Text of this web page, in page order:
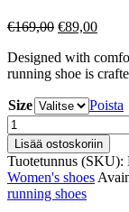
€169,00 Alkuperäinen
oli:
€169,00.
€89,00
on:
Designed with
running shoe is
Size
Poista
New
Balance
//
Propel
v5
/
Lisää ostoskoriin
Tuotetunnus (SKU):
Women's shoes
running shoes